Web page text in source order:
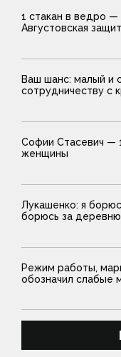
1 стакан в ведро —
Августовская
Ваш шанс: малый и
сотрудничеству с
Софии Стасевич —
женщины
Лукашенко: я
борюсь за деревню
Режим работы,
обозначил слабые